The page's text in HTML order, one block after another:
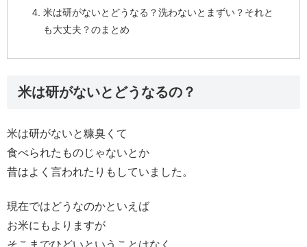
米は研がないとどうなる？洗わないとまずい？それと
も大丈夫？のまとめ
米は研がないとどうなるの？
米は研がないと糠臭くて
食べられたものじゃないとか
昔はよく言われたりもしていました。
現在ではどうなのかといえば
お米にもよりますが